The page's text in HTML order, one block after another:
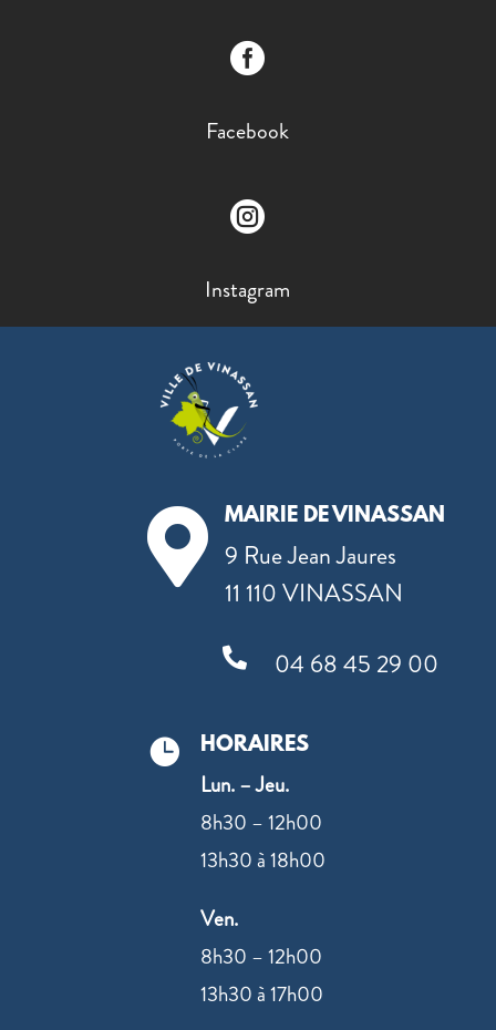

Facebook

Instagram
 MAIRIE DE VINASSAN
9 Rue Jean Jaures
11 110 VINASSAN
 04 68 45 29 00
 HORAIRES
Lun. – Jeu.
8h30 – 12h00
13h30 à 18h00
Ven.
8h30 – 12h00
13h30 à 17h00